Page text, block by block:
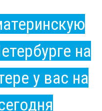
на
у вас на